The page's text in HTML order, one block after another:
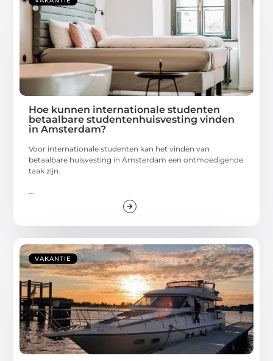
Hoe kunnen internationale studenten
betaalbare studentenhuisvesting vinden
in Amsterdam?
Voor internationale studenten kan het vinden van
betaalbare huisvesting in Amsterdam een ontmoedigende
taak zijn.
VAKANTIE